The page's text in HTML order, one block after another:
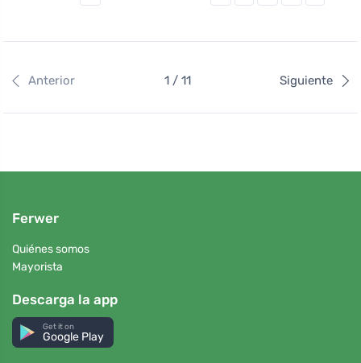
Anterior 1 / 11 Siguiente
Ferwer
Quiénes somos
Mayorista
Descarga la app
Get it on
Google Play